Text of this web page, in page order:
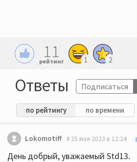
11
рейтинг 1 2
Ответы Подписаться
по рейтингу по времени
Lokomotiff 25 мая 2023 в 12:24
День добрый, уважаемый Std13.